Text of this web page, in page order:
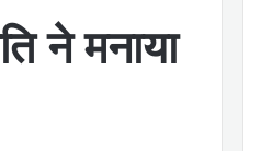
ने मनाया